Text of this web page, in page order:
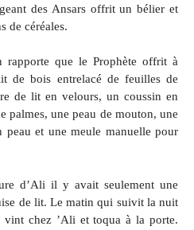
des Ansars offrit un bélier et
de céréales.
rapporte que le Prophète offrit à
de bois entrelacé de feuilles de
de lit en velours, un coussin en
palmes, une peau de mouton, une
peau et une meule manuelle pour
d’Ali il y avait seulement une
de lit. Le matin qui suivit la nuit
vint chez ’Ali et toqua à la porte.